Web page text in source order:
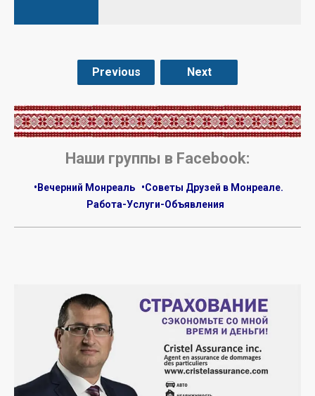
Previous Next
.
Наши группы в Facebook:
•Вечерний Монреаль
•Советы Друзей в Монреале.
Работа-Услуги-Объявления